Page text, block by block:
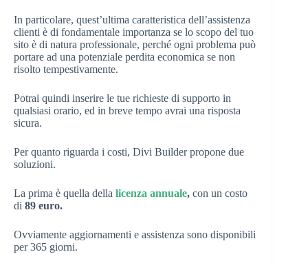
In particolare, quest’ultima caratteristica dell’assistenza
clienti è di fondamentale importanza se lo scopo del tuo
sito è di natura professionale, perché ogni problema può
portare ad una potenziale perdita economica se non
risolto tempestivamente.
Potrai quindi inserire le tue richieste di supporto in
qualsiasi orario, ed in breve tempo avrai una risposta
sicura.
Per quanto riguarda i costi, Divi Builder propone due
soluzioni.
La prima è quella della licenza annuale, con un costo
di 89 euro.
Ovviamente aggiornamenti e assistenza sono disponibili
per 365 giorni.